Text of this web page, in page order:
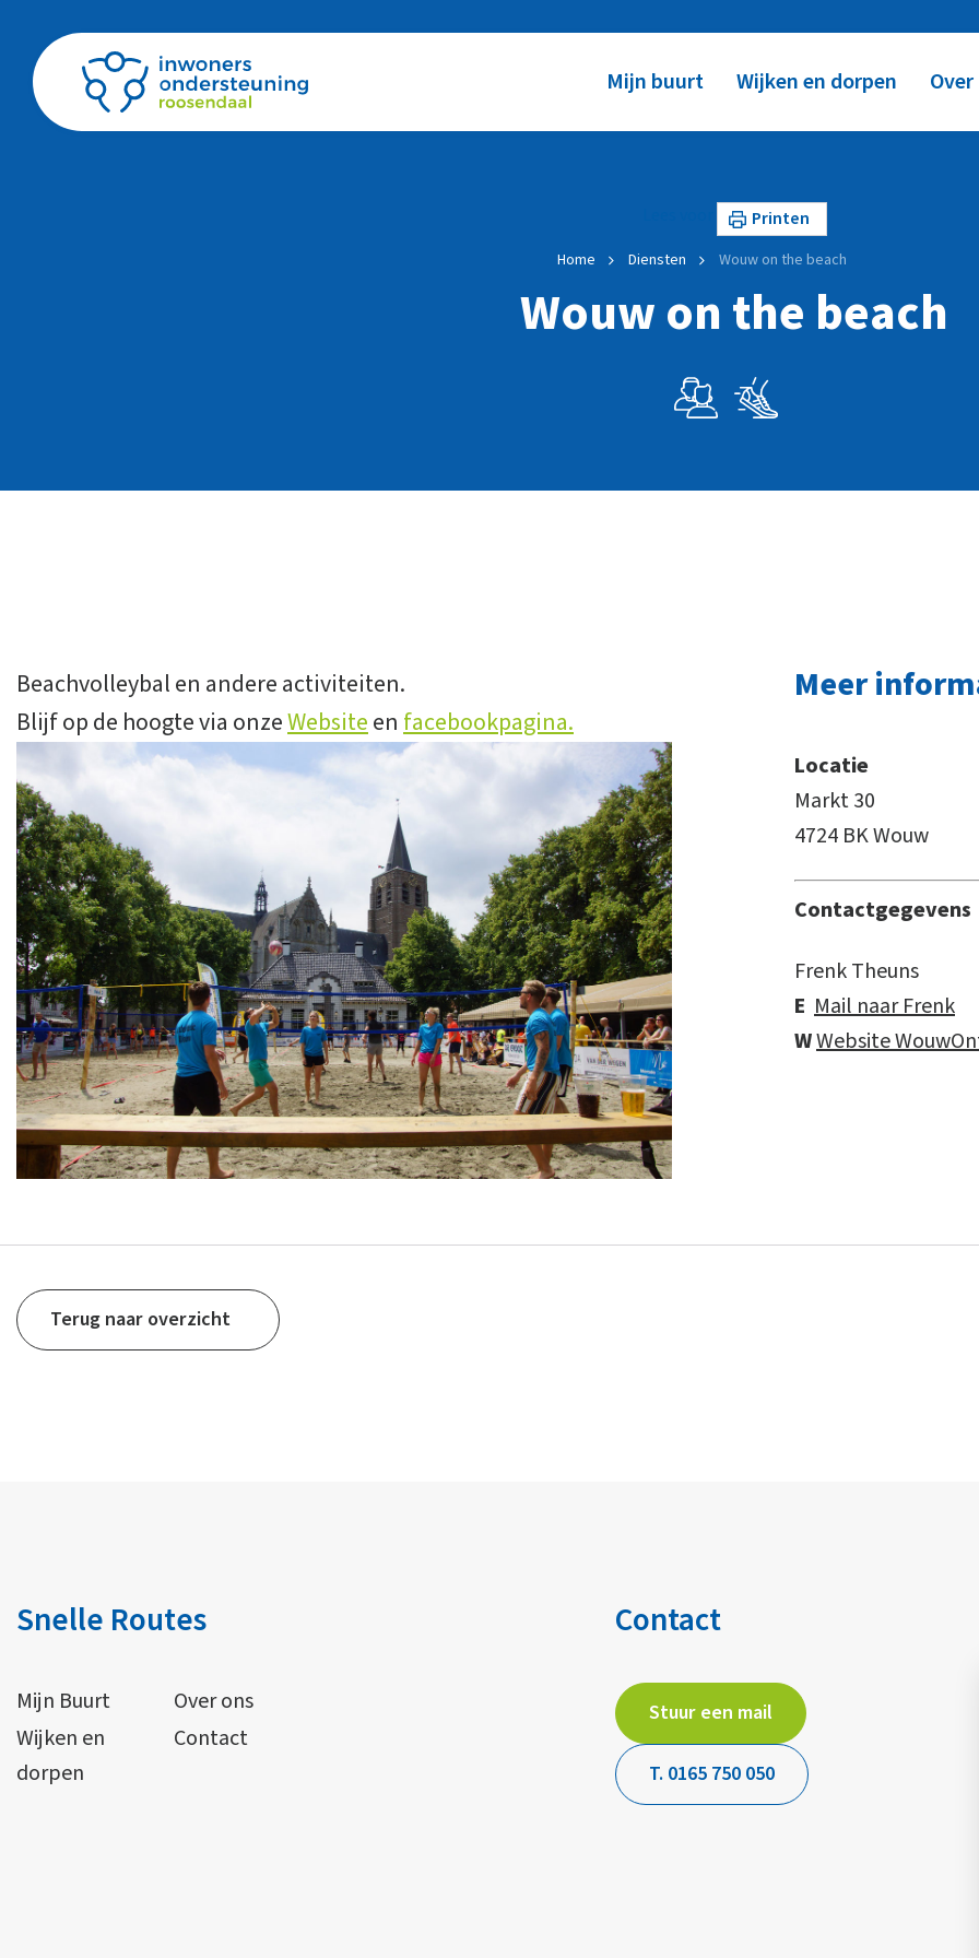
Mijn buurt Wijken en dorpen
Printen
Home Diensten Wouw on the beach
Wouw on the beach
Beachvolleybal en andere activiteiten.
Blijf op de hoogte via onzeWebsiteen facebookpagina.
Meer
Locatie
Markt 30
4724 BK Wouw
Contactgegevens
Frenk Theuns
E Mail naar Frenk
WWebsite
Terug naar overzicht
Snelle Routes
Mijn Buurt
Over ons
Wijken en
dorpen
Contact
Contact
Stuur een mail
T. 0165 750 050